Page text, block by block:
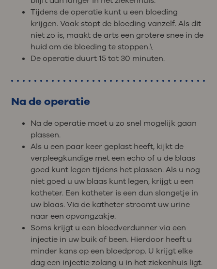
Tijdens de operatie kunt u een bloeding
krijgen. Vaak stopt de bloeding vanzelf. Als dit
niet zo is, maakt de arts een grotere snee in de
huid om de bloeding te stoppen.\
De operatie duurt 15 tot 30 minuten.
Na de operatie
Na de operatie moet u zo snel mogelijk gaan
plassen.
Als u een paar keer geplast heeft, kijkt de
verpleegkundige met een echo of u de blaas
goed kunt legen tijdens het plassen. Als u nog
niet goed u uw blaas kunt legen, krijgt u een
katheter. Een katheter is een dun slangetje in
uw blaas. Via de katheter stroomt uw urine
naar een opvangzakje.
Soms krijgt u een bloedverdunner via een
injectie in uw buik of been. Hierdoor heeft u
minder kans op een bloedprop. U krijgt elke
dag een injectie zolang u in het ziekenhuis ligt.